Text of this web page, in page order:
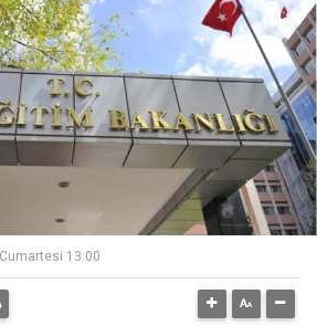
13:00